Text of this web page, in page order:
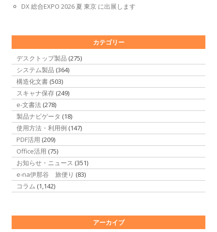
DX 総合EXPO 2026 夏 東京 に出展します
カテゴリー
デスクトップ製品 (275)
システム製品 (364)
構造化文書 (503)
スキャナ保存 (249)
e-文書法 (278)
製品ナビゲータ (18)
使用方法・利用例 (147)
PDF活用 (209)
Office活用 (75)
お知らせ・ニュース (351)
e-na伊那谷 旅便り (83)
コラム (1,142)
アーカイブ